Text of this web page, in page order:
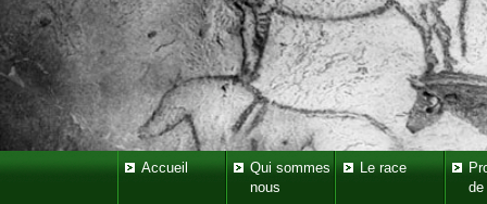
Accueil
Qui sommes
nous
Le race